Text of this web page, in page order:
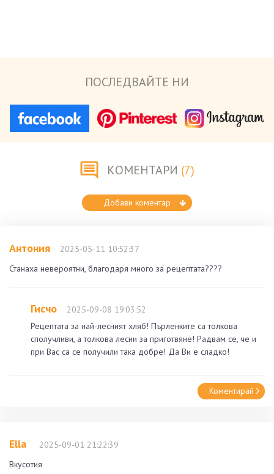
ПОСЛЕДВАЙТЕ НИ
КОМЕНТАРИ (7)
Добави коментар
Антония
2025-05-11 10:52:37
Станаха невероятни, благодаря много за рецептата????
Гисчо
2025-09-08 19:03:52
Рецептата за най-лесният хляб! Пърленките са толкова
сполучливи, а толкова лесни за приготвяне! Радвам се, че и
при Вас са се получили така добре! Да Ви е сладко!
Коментирай
Ella
2025-09-01 21:22:39
Вкусотия